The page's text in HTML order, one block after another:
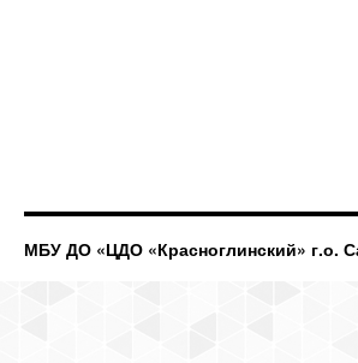
МБУ ДО «ЦДО «Красноглинский» г.о.